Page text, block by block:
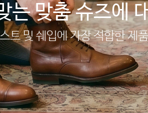
는 맞춤 슈즈에
트 및 쉐입에 가장 적합한 제